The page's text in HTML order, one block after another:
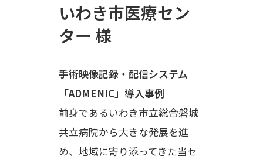
いわき市医療セン
ター 様
手術映像記録・配信システム
「ADMENIC」導入事例
前身であるいわき市立総合磐城
共立病院から大きな発展を進
め、地域に寄り添ってきた当セ